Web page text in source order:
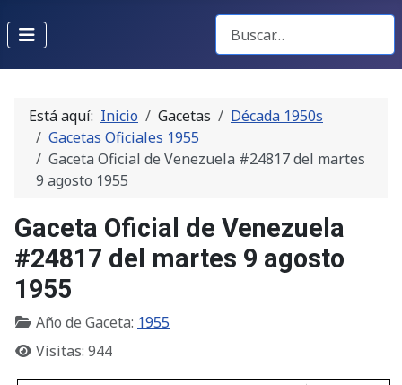
Buscar Gacetas
Está aquí: Inicio Gacetas
Década 1950s
Gacetas Oficiales 1955
Gaceta Oficial de Venezuela #24817 del martes
9 agosto 1955
Gaceta Oficial de Venezuela
#24817 del martes 9 agosto
1955
Año de Gaceta: 1955
Visitas: 944